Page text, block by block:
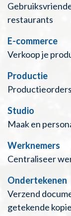
restaurants
E-commerce
Verkoop je
Productie
Studio
Maak en
Werknemers
Centraliseer
Ondertekenen
Verzend
getekende